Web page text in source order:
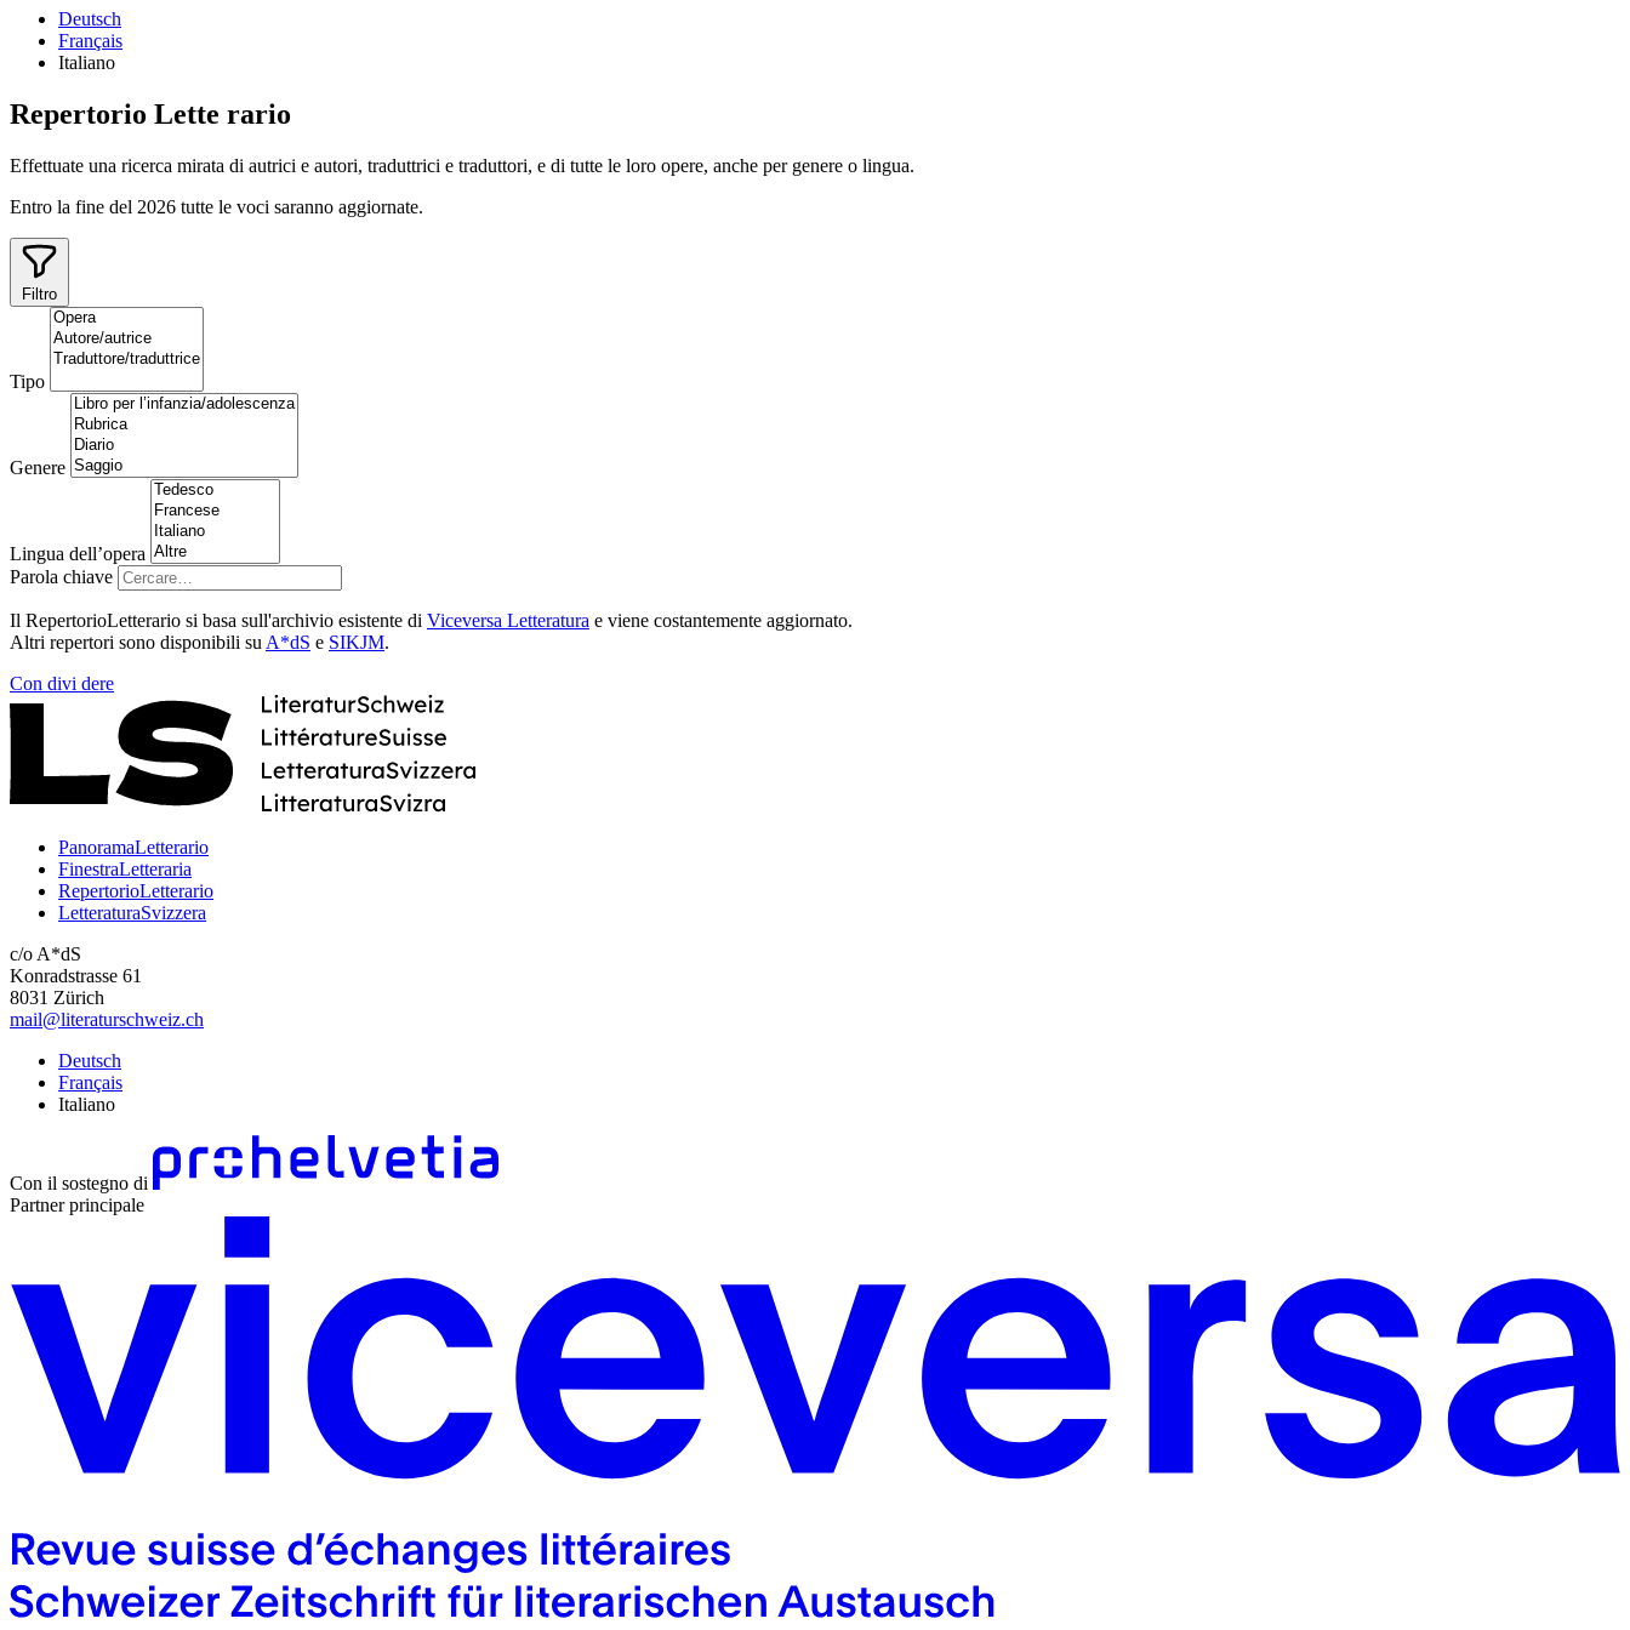
Deutsch
Français
Italiano
Repertorio Lette rario
Effettuate una ricerca mirata di autrici e autori, traduttrici e traduttori, e di tutte le loro opere, anche per genere o lingua.
Entro la fine del 2026 tutte le voci saranno aggiornate.
Filtro
Tipo
Genere
Lingua dell’opera
Parola chiave
Il RepertorioLetterario si basa sull'archivio esistente di Viceversa Letteratura e viene costantemente aggiornato.
Altri repertori sono disponibili su A*dS e SIKJM.
Con divi dere
PanoramaLetterario
FinestraLetteraria
RepertorioLetterario
LetteraturaSvizzera
c/o A*dS
Konradstrasse 61
8031 Zürich
mail@literaturschweiz.ch
Deutsch
Français
Italiano
Con il sostegno di
Partner principale